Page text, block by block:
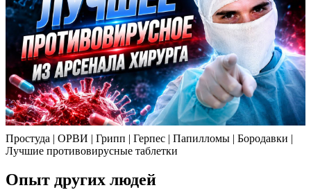
Простуда | ОРВИ | Грипп | Герпес | Папилломы | Бородавки |
Лучшие противовирусные таблетки
Опыт других людей